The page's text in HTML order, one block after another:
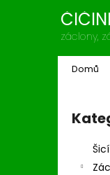
záclony,
Domů
Zpět
obchodu
Zpět
obchodu